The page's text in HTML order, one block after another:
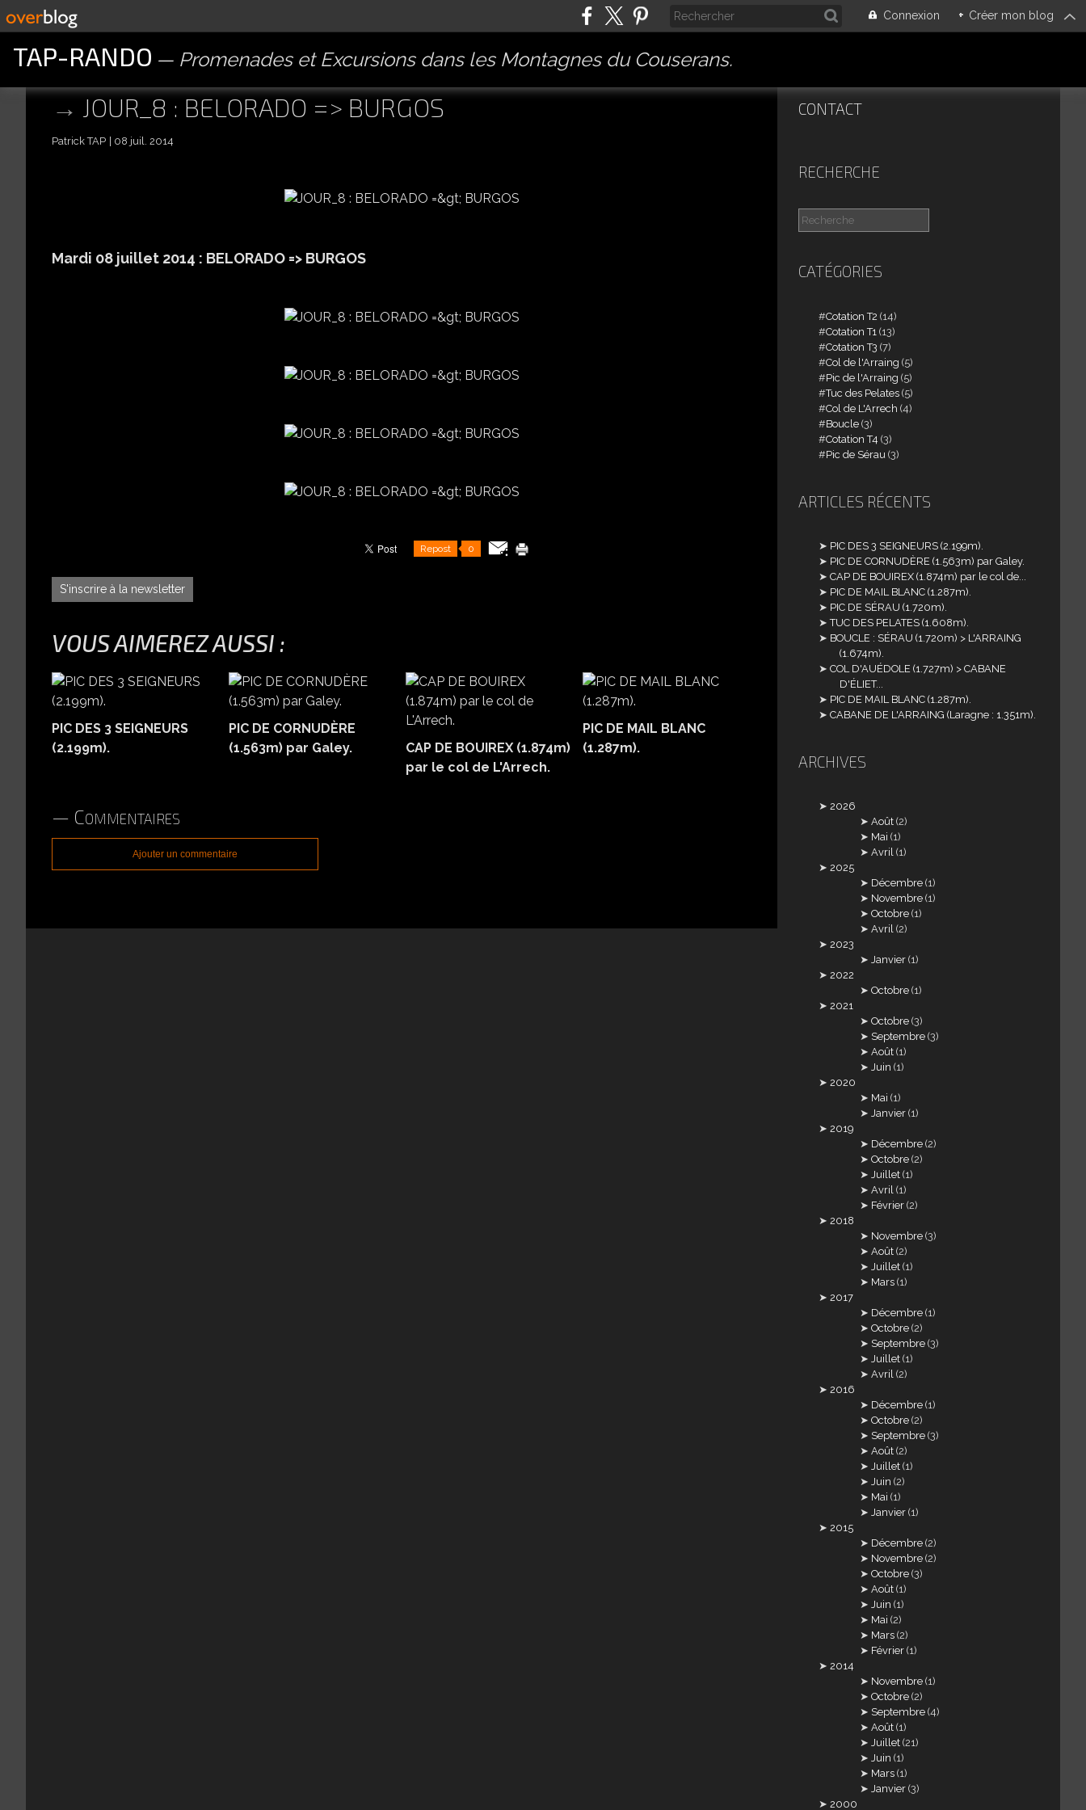
Connexion + Créer mon blog
TAP-RANDO Promenades et Excursions dans les Montagnes du Couserans.
JOUR_8 : BELORADO => BURGOS
Patrick TAP 08 juil. 2014
Mardi 08 juillet 2014 : BELORADO => BURGOS
Repost 0
S'inscrire à la newsletter
VOUS AIMEREZ AUSSI :
PIC DES 3 SEIGNEURS
(2.199m).
PIC DE CORNUDÈRE
(1.563m) par Galey.
CAP DE BOUIREX (1.874m)
par le col de L'Arrech.
PIC DE MAIL BLANC
(1.287m).
Commentaires
Ajouter un commentaire
CONTACT
RECHERCHE
CATÉGORIES
Cotation T2 (14)
Cotation T1 (13)
Cotation T3 (7)
Col de l'Arraing (5)
Pic de l'Arraing (5)
Tuc des Pelates (5)
Col de L'Arrech (4)
Boucle (3)
Cotation T4 (3)
Pic de Sérau (3)
ARTICLES RÉCENTS
PIC DES 3 SEIGNEURS (2.199m).
PIC DE CORNUDÈRE (1.563m) par Galey.
CAP DE BOUIREX (1.874m) par le col de...
PIC DE MAIL BLANC (1.287m).
PIC DE SÉRAU (1.720m).
TUC DES PELATES (1.608m).
BOUCLE : SÉRAU (1.720m) > L'ARRAING
(1.674m).
COL D'AUÉDOLE (1.727m) > CABANE
D'ÉLIET...
PIC DE MAIL BLANC (1.287m).
CABANE DE L'ARRAING (Laragne : 1.351m).
ARCHIVES
2026
Août (2)
Mai (1)
Avril (1)
2025
Décembre (1)
Novembre (1)
Octobre (1)
Avril (2)
2023
Janvier (1)
2022
Octobre (1)
2021
Octobre (3)
Septembre (3)
Août (1)
Juin (1)
2020
Mai (1)
Janvier (1)
2019
Décembre (2)
Octobre (2)
Juillet (1)
Avril (1)
Février (2)
2018
Novembre (3)
Août (2)
Juillet (1)
Mars (1)
2017
Décembre (1)
Octobre (2)
Septembre (3)
Juillet (1)
Avril (2)
2016
Décembre (1)
Octobre (2)
Septembre (3)
Août (2)
Juillet (1)
Juin (2)
Mai (1)
Janvier (1)
2015
Décembre (2)
Novembre (2)
Octobre (3)
Août (1)
Juin (1)
Mai (2)
Mars (2)
Février (1)
2014
Novembre (1)
Octobre (2)
Septembre (4)
Août (1)
Juillet (21)
Juin (1)
Mars (1)
Janvier (3)
2000